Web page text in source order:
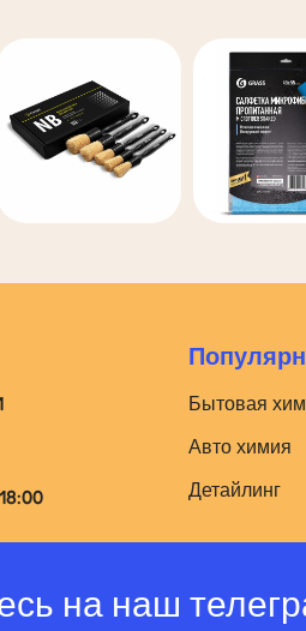
Бытовая
Авто химия
Детайлинг
на наш